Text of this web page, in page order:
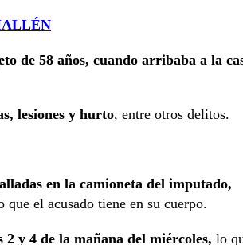
de 58 años, cuando arribaba a la
lesiones y hurto, entre otros delitos.
en la camioneta del imputado,
el acusado tiene en su cuerpo.
y 4 de la mañana del miércoles, lo